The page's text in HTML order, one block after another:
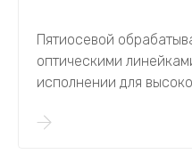
Пятиосевой
оптическими
исполнении для